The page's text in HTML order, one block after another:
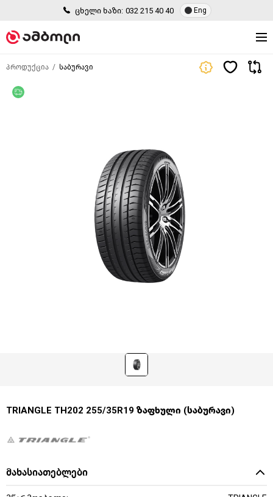
ცხელი ხაზი: 032 215 40 40 Eng
პროდუქცია საბურავი
TRIANGLE TH202 255/35R19 ზაფხული (საბურავი)
მახასიათებლები